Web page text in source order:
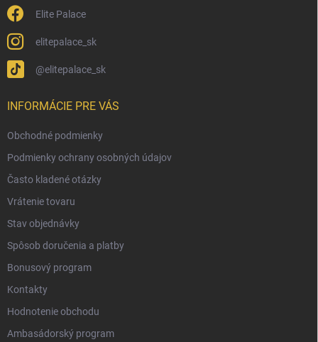
Elite Palace
elitepalace_sk
@elitepalace_sk
INFORMÁCIE PRE VÁS
Obchodné podmienky
Podmienky ochrany osobných údajov
Často kladené otázky
Vrátenie tovaru
Stav objednávky
Spôsob doručenia a platby
Bonusový program
Kontakty
Hodnotenie obchodu
Ambasádorský program